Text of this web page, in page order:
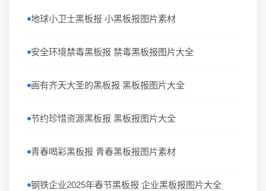
地球小卫士黑板报 小黑板报图片素材
安全环境禁毒黑板报 禁毒黑板报图片大全
画有齐天大圣的黑板报 黑板报图片大全
节约珍惜资源黑板报 黑板报图片大全
青春喝彩黑板报 青春黑板报图片素材
钢铁企业2025年春节黑板报 企业黑板报图片大全